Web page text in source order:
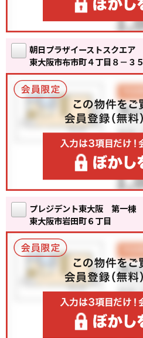
朝日プラザイーストスクエア
東大阪市布市町４丁目８－３５
プレジデント東大阪 第一棟
東大阪市岩田町６丁目